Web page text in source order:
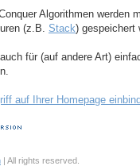
Algorithmen werden
(z.B. Stack) gespeichert
für (auf andere Art)
auf Ihrer Homepage
| All rights reserved.